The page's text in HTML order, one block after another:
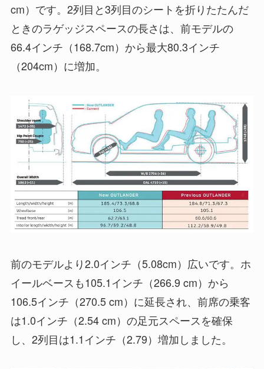
cm）です。2列目と3列目のシートを折りたたんだ
ときのラゲッジスペースの長さは、前モデルの
66.4インチ（168.7cm）から最大80.3インチ
（204cm）に増加。
前のモデルより2.0インチ（5.08cm）広いです。ホ
イールベースも105.1インチ（266.9 cm）から
106.5インチ（270.5 cm）に延長され、前席の乗客
は1.0インチ（2.54 cm）の足元スペースを確保
し、2列目は1.1インチ（2.79）増加しました。